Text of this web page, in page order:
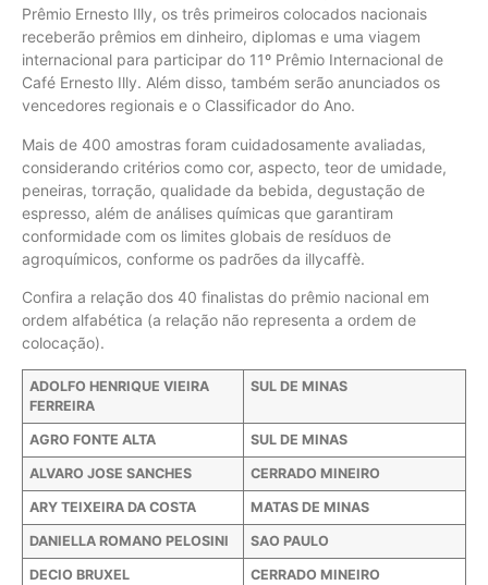
Prêmio Ernesto Illy, os três primeiros colocados nacionais
receberão prêmios em dinheiro, diplomas e uma viagem
internacional para participar do 11º Prêmio Internacional de
Café Ernesto Illy. Além disso, também serão anunciados os
vencedores regionais e o Classificador do Ano.
Mais de 400 amostras foram cuidadosamente avaliadas,
considerando critérios como cor, aspecto, teor de umidade,
peneiras, torração, qualidade da bebida, degustação de
espresso, além de análises químicas que garantiram
conformidade com os limites globais de resíduos de
agroquímicos, conforme os padrões da illycaffè.
Confira a relação dos 40 finalistas do prêmio nacional em
ordem alfabética (a relação não representa a ordem de
colocação).
ADOLFO HENRIQUE VIEIRA
FERREIRA
SUL DE MINAS
AGRO FONTE ALTA SUL DE MINAS
ALVARO JOSE SANCHES CERRADO MINEIRO
ARY TEIXEIRA DA COSTA MATAS DE MINAS
DANIELLA ROMANO PELOSINI SAO PAULO
DECIO BRUXEL CERRADO MINEIRO